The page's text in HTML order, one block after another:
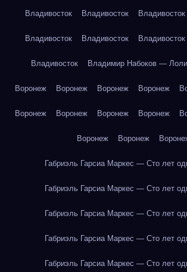
Владивосток Владивосток Владивосток
Владивосток Владивосток Владивосток
Владивосток Владимир Набоков —
Воронеж Воронеж Воронеж Воронеж
Воронеж Воронеж Воронеж Воронеж
Воронеж Воронеж
Габриэль Гарсиа Маркес — Сто лет
Габриэль Гарсиа Маркес — Сто лет
Габриэль Гарсиа Маркес — Сто лет
Габриэль Гарсиа Маркес — Сто лет
Габриэль Гарсиа Маркес — Сто лет